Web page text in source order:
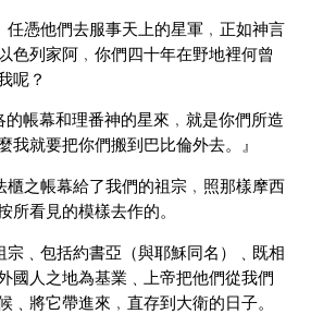
任憑他們去服事天上的星軍﹐正如神言
色列家阿﹐你們四十年在野地裡何曾
呢？
帳幕和理番神的星來﹐就是你們所造
我就要把你們搬到巴比倫外去。』
櫃之帳幕給了我們的祖宗﹐照那樣摩西
所看見的模樣去作的。
宗﹑包括約書亞（與耶穌同名）﹑既相
國人之地為基業﹑上帝把他們從我們
﹑將它帶進來﹐直存到大衛的日子。